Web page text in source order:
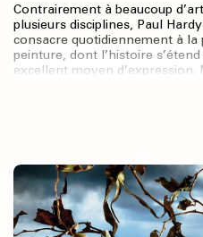
Contrairement à beaucoup
plusieurs disciplines, Paul
consacre quotidiennement à la
peinture, dont l’histoire
excellent moyen d’expression.